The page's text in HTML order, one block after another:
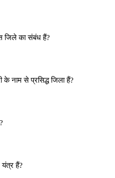
का संबंध हैं?
नाम से प्रसिद्ध जिला हैं?
यंत्र हैं?